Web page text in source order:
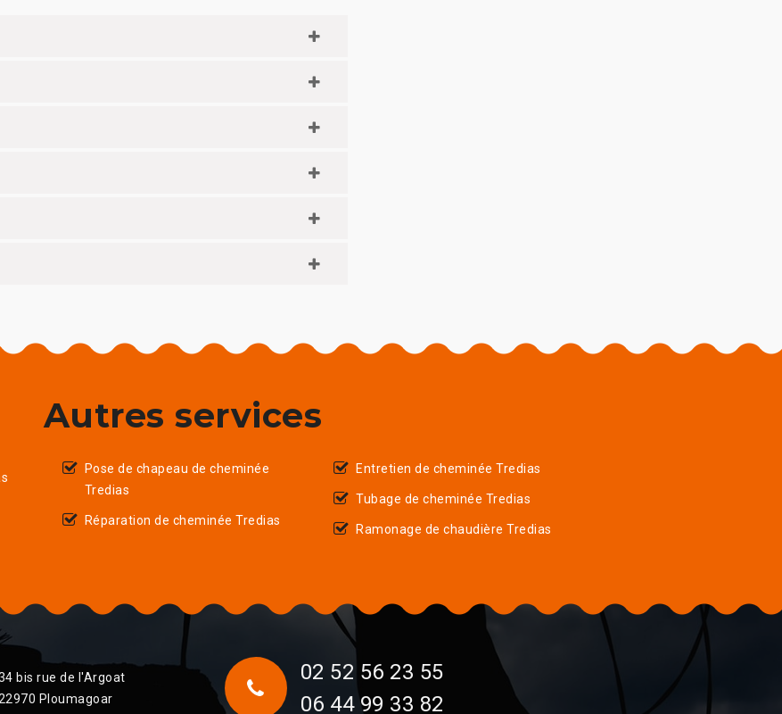
Autres services
Pose de chapeau de cheminée
Tredias
Réparation de cheminée Tredias
Entretien de cheminée Tredias
Tubage de cheminée Tredias
Ramonage de chaudière Tredias
bis rue de l'Argoat
Ploumagoar
02 52 56 23 55
06 44 99 33 82